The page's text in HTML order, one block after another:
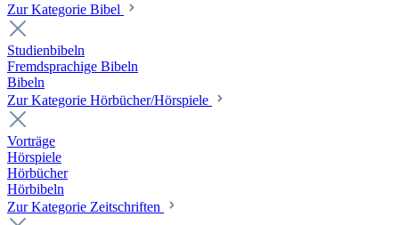
Zur Kategorie Bibel
Studienbibeln
Fremdsprachige Bibeln
Bibeln
Zur Kategorie Hörbücher/Hörspiele
Vorträge
Hörspiele
Hörbücher
Hörbibeln
Zur Kategorie Zeitschriften